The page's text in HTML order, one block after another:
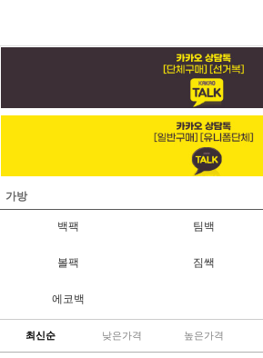
가방
백팩 팀백
볼팩 짐쌕
에코백
최신순 낮은가격 높은가격